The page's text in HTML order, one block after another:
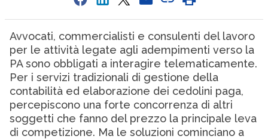
Avvocati, commercialisti e consulenti del lavoro
per le attività legate agli adempimenti verso la
PA sono obbligati a interagire telematicamente.
Per i servizi tradizionali di gestione della
contabilità ed elaborazione dei cedolini paga,
percepiscono una forte concorrenza di altri
soggetti che fanno del prezzo la principale leva
di competizione. Ma le soluzioni cominciano a